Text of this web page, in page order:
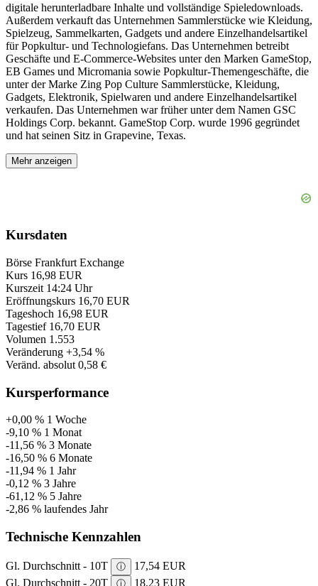
digitale herunterladbare Inhalte und vollständige Spieledownloads.
Außerdem verkauft das Unternehmen Sammlerstücke wie Kleidung,
Spielzeug, Sammelkarten, Gadgets und andere Einzelhandelsartikel
für Popkultur- und Technologiefans. Das Unternehmen betreibt
Geschäfte und E-Commerce-Websites unter den Marken GameStop,
EB Games und Micromania sowie Popkultur-Themengeschäfte, die
unter der Marke Zing Pop Culture Sammlerstücke, Kleidung,
Gadgets, Elektronik, Spielwaren und andere Einzelhandelsartikel
verkaufen. Das Unternehmen war früher unter dem Namen GSC
Holdings Corp. bekannt. GameStop Corp. wurde 1996 gegründet
und hat seinen Sitz in Grapevine, Texas.
Mehr anzeigen
Kursdaten
Börse Frankfurt Exchange
Kurs 16,98 EUR
Kurszeit 14:24 Uhr
Eröffnungskurs 16,70 EUR
Tageshoch 16,98 EUR
Tagestief 16,70 EUR
Volumen 1.553
Veränderung +3,54 %
Veränd. absolut 0,58 €
Kursperformance
+0,00 % 1 Woche
-9,10 % 1 Monat
-11,56 % 3 Monate
-16,50 % 6 Monate
-11,94 % 1 Jahr
-0,12 % 3 Jahre
-61,12 % 5 Jahre
-2,86 % laufendes Jahr
Technische Kennzahlen
Gl. Durchschnitt - 10T ⓘ
17,54 EUR
Gl. Durchschnitt - 20T
ⓘ 18,23 EUR